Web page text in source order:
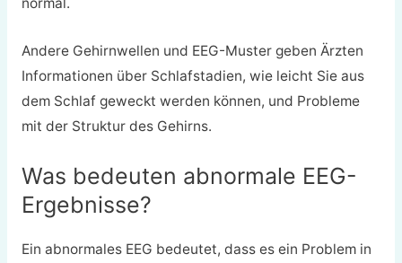
normal.
Andere Gehirnwellen und EEG-Muster geben Ärzten
Informationen über Schlafstadien, wie leicht Sie aus
dem Schlaf geweckt werden können, und Probleme
mit der Struktur des Gehirns.
Was bedeuten abnormale EEG-
Ergebnisse?
Ein abnormales EEG bedeutet, dass es ein Problem in